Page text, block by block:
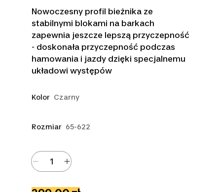
Nowoczesny profil bieżnika ze
stabilnymi blokami na barkach
zapewnia jeszcze lepszą przyczepność
- doskonała przyczepność podczas
hamowania i jazdy dzięki specjalnemu
układowi występów
Kolor Czarny
Rozmiar 65-622